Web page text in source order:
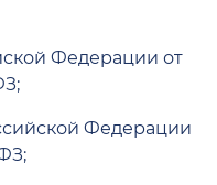
Федерации от
Федерации